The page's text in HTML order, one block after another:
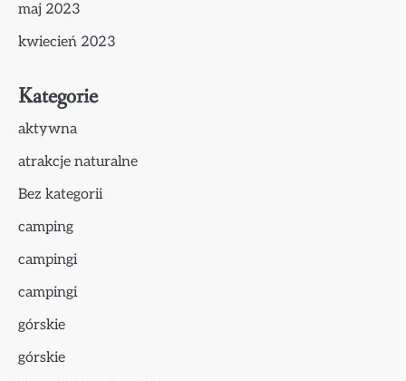
maj 2023
kwiecień 2023
Kategorie
aktywna
atrakcje naturalne
Bez kategorii
camping
campingi
campingi
górskie
górskie